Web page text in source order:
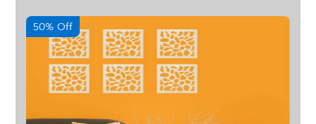
50% Off